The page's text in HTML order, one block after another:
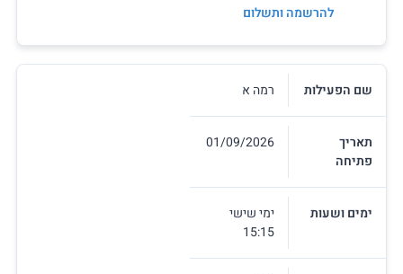
להרשמה ותשלום
שם הפעילות רמה א
תאריך
פתיחה
01/09/2026
ימים ושעות
ימי שישי
15:15